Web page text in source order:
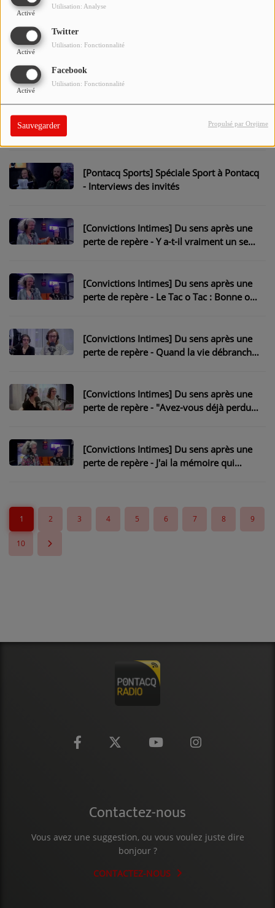
Activé
Utilisation: Analyse
Twitter
Activé
Utilisation: Fonctionnalité
Facebook
Activé
Utilisation: Fonctionnalité
Sauvegarder Propulsé par Orejime
[Convictions Intimes] Le ON/OFF -
08/06/2026
- L'intérêt pour la CDM 2026 dépend-il de
la France ?
[Pontacq Sports] Spéciale Sport à Pontacq
- Interviews des invités
[Convictions Intimes] Du sens après une
perte de repère - Y a-t-il vraiment un sens
[Convictions Intimes] Du sens après une
perte de repère - Le Tac o Tac : Bonne ou
[Convictions Intimes] Du sens après une
perte de repère - Quand la vie débranche
[Convictions Intimes] Du sens après une
perte de repère - "Avez-vous déjà perdu
[Convictions Intimes] Du sens après une
perte de repère - J'ai la mémoire qui
1 2 3 4 5 6 7 8 9
10
Contactez-nous
Vous avez une suggestion, ou vous voulez juste dire
bonjour ?
CONTACTEZ-NOUS